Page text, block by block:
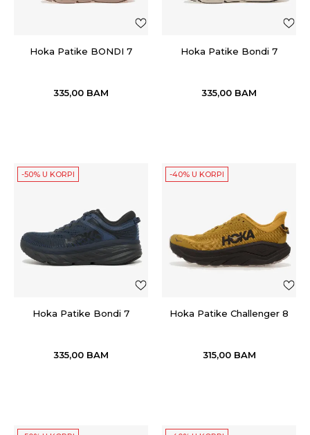
Hoka Patike BONDI 7
335,00 BAM
Hoka Patike Bondi 7
335,00 BAM
-50% U KORPI
Hoka Patike Bondi 7
335,00 BAM
-40% U KORPI
Hoka Patike Challenger 8
315,00 BAM